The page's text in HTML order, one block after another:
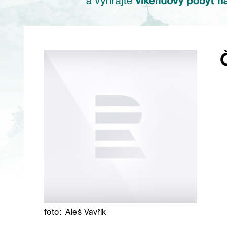
foto: Aleš Vavřík